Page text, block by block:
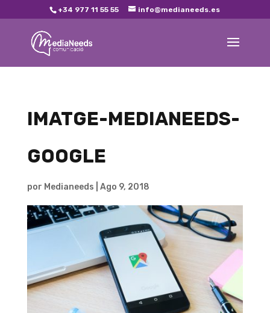
+34 977 11 55 55 info@medianeeds.es
IMATGE-MEDIANEEDS-
GOOGLE
por Medianeeds Ago 9, 2018